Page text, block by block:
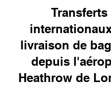
Transferts
livraison de
depuis
Heathrow de